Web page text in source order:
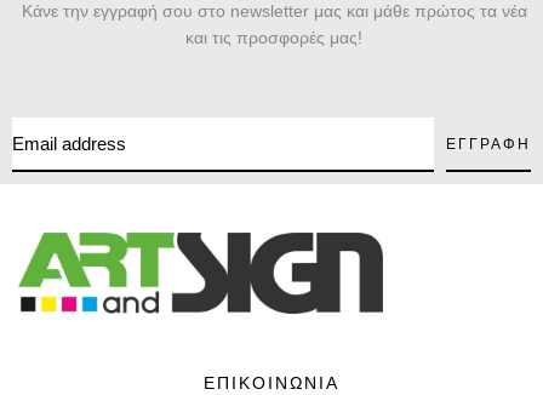
Κάνε την εγγραφή σου στο newsletter μας και μάθε πρώτος τα νέα
και τις προσφορές μας!
ΕΠΙΚΟΙΝΩΝΙΑ